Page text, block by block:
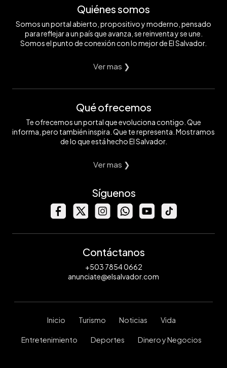
Quiénes somos
Somos un portal abierto, propositivo y moderno, pensado
para reflejar a un país que avanza, se reinventa y se une.
Somos el punto de conexión con lo mejor de El Salvador.
Ver mas ❯
Qué ofrecemos
Te ofrecemos un portal que evoluciona contigo. Que
informa, pero también inspira. Que te representa. Mostramos
de lo que está hecho El Salvador.
Ver mas ❯
Síguenos
Contáctanos
+503 7854 0662
anunciate@elsalvador.com
Inicio Turismo Noticias Vida
Entretenimiento Deportes Dinero y Negocios